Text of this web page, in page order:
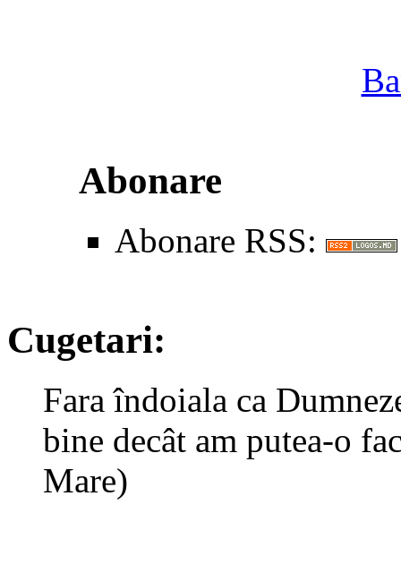
Abonare
Abonare RSS:
Cugetari:
Fara îndoiala ca
bine decât am putea-o
Mare)